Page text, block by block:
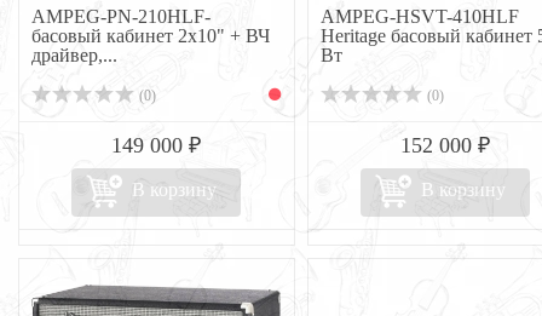
AMPEG-PN-210HLF-
басовый кабинет 2х10" + ВЧ
драйвер,...
(0)
149 000 ₽
В корзину
AMPEG-HSVT-410HLF
Heritage басовый кабинет
Вт
(0)
152 000 ₽
В корзину